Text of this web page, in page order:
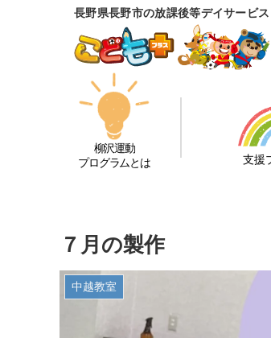
長野県長野市の放課後等デイサービ
柳沢運動
プログラムとは
支援
７月の製作
中越教室